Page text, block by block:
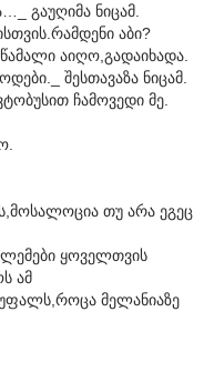
გაუღიმა ნიცამ.
აბი?
აიღო,გადაიხადა.
შესთავაზა ნიცამ.
ჩამოვედი მე.
თუ არა ეგეც
ყოველთვის
ამ
მელანიაზე